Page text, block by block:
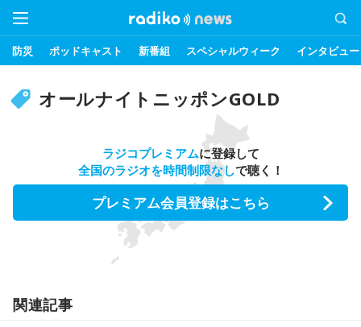
防災 ポッドキャスト 新番組 スペシャルウィーク インタビュー
オールナイトニッポンGOLD
ラジコプレミアムに登録して
全国のラジオを時間制限なしで聴く！
プレミアム会員登録はこちら
関連記事